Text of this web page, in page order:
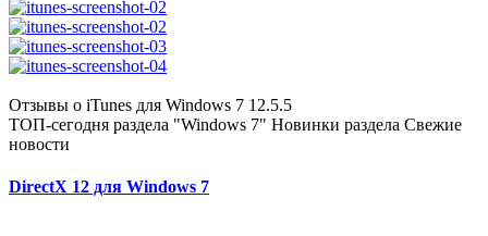
Отзывы о iTunes для Windows 7 12.5.5
ТОП-сегодня раздела "Windows 7" Новинки раздела Свежие
новости
DirectX 12 для Windows 7